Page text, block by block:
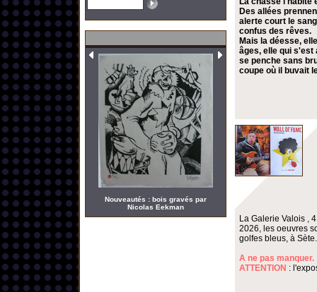
Nouveautés : bois gravés par
Nicolas Eekman
Des allées
alerte court le
confus des rêves.
Mais la déesse,
âges, elle qui s'est
se penche sans
coupe où il buvait
La Galerie Valois ,
2026, les oeuvres
golfes bleus, à Sète.
A ne pas manquer.
ATTENTION :